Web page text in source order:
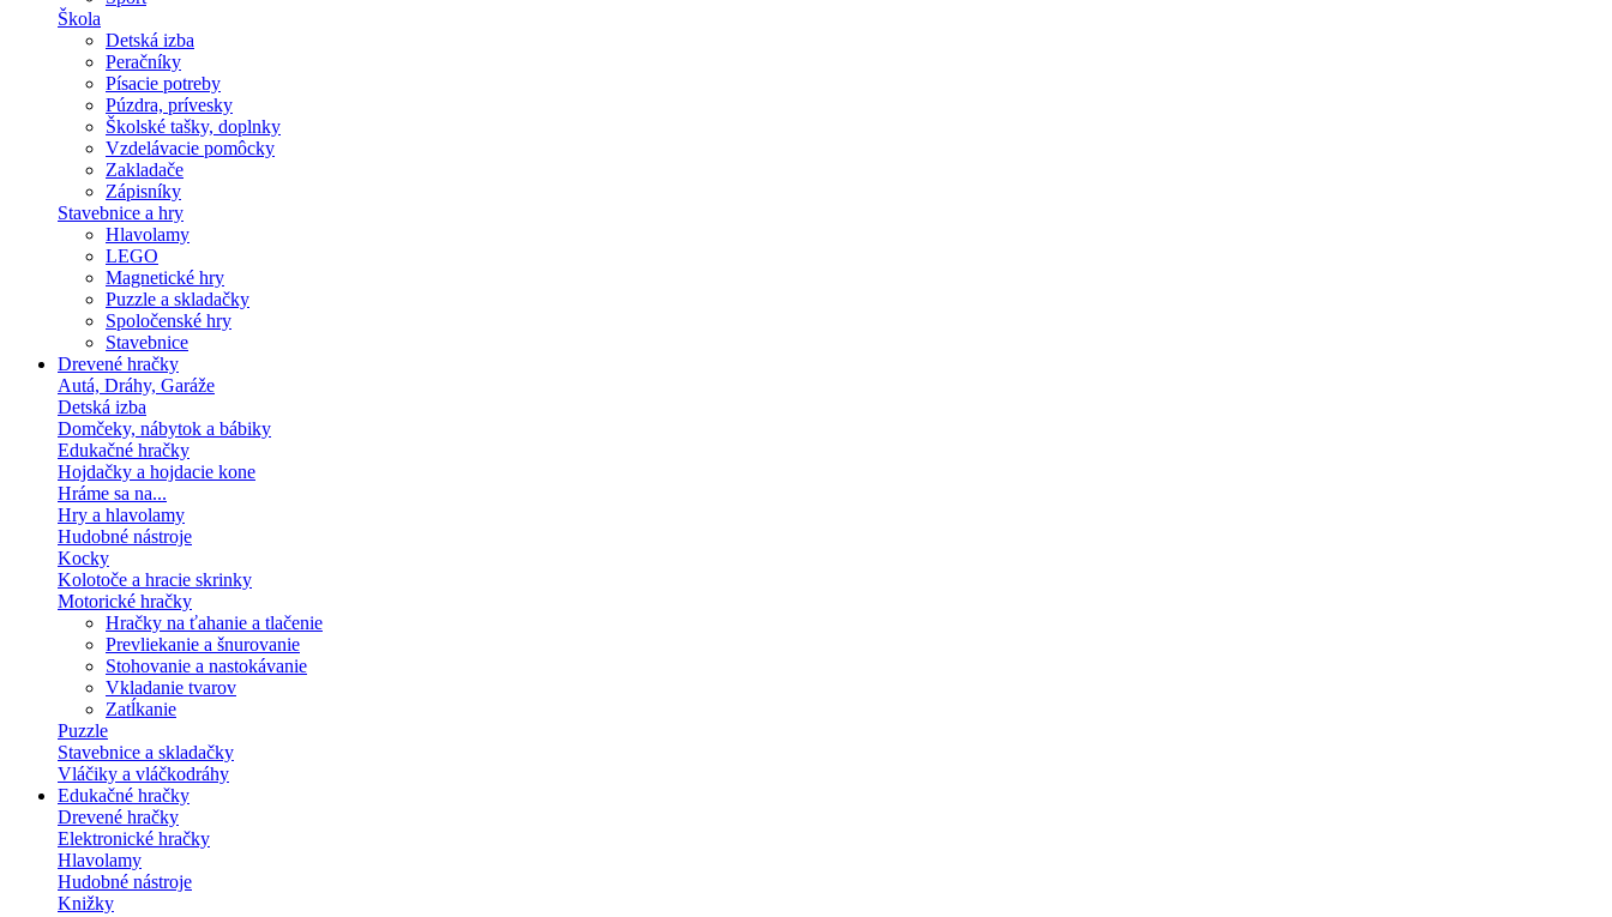
Škola
Detská izba
Peračníky
Písacie potreby
Púzdra, prívesky
Školské tašky, doplnky
Vzdelávacie pomôcky
Zakladače
Zápisníky
Stavebnice a hry
Hlavolamy
LEGO
Magnetické hry
Puzzle a skladačky
Spoločenské hry
Stavebnice
Drevené hračky
Autá, Dráhy, Garáže
Detská izba
Domčeky, nábytok a bábiky
Edukačné hračky
Hojdačky a hojdacie kone
Hráme sa na...
Hry a hlavolamy
Hudobné nástroje
Kocky
Kolotoče a hracie skrinky
Motorické hračky
Hračky na ťahanie a tlačenie
Prevliekanie a šnurovanie
Stohovanie a nastokávanie
Vkladanie tvarov
Zatĺkanie
Puzzle
Stavebnice a skladačky
Vláčiky a vláčkodráhy
Edukačné hračky
Drevené hračky
Elektronické hračky
Hlavolamy
Hudobné nástroje
Knižky